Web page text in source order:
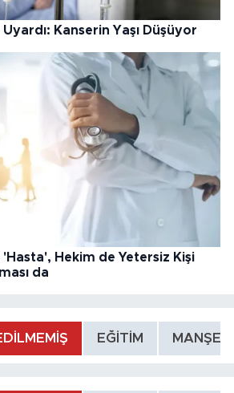
Kanserin Yaşı Düşüyor
'Hasta', Hekim de Yetersiz Kişi
da
EĞİTİM MANŞET